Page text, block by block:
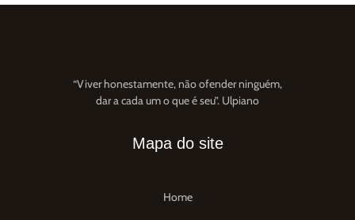
“Viver honestamente, não ofender ninguém,
dar a cada um o que é seu”. Ulpiano
Mapa do site
Home